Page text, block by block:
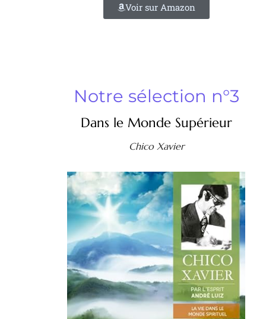
Voir sur Amazon
Notre sélection n°3
Dans le Monde Supérieur
Chico Xavier